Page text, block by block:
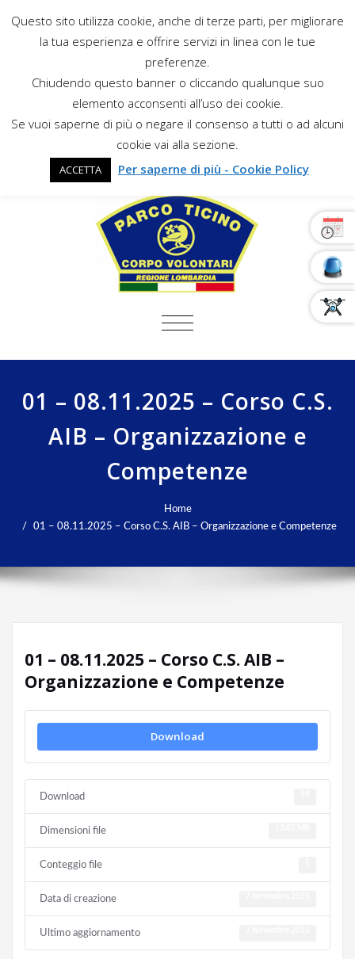
COMMUTA NAVIGAZIONE
01 – 08.11.2025 – Corso C.S.
AIB – Organizzazione e
Competenze
Home
01 – 08.11.2025 – Corso C.S. AIB – Organizzazione e Competenze
01 – 08.11.2025 – Corso C.S. AIB –
Organizzazione e Competenze
Download
Download
Dimensioni file
Conteggio file
Data di creazione
Ultimo aggiornamento
Questo sito utilizza cookie, anche di terze parti, per migliorare
la tua esperienza e offrire servizi in linea con le tue
preferenze.
Chiudendo questo banner o cliccando qualunque suo
elemento acconsenti all’uso dei cookie.
Se vuoi saperne di più o negare il consenso a tutti o ad alcuni
cookie vai alla sezione.
ACCETTA Per saperne di più - Cookie Policy